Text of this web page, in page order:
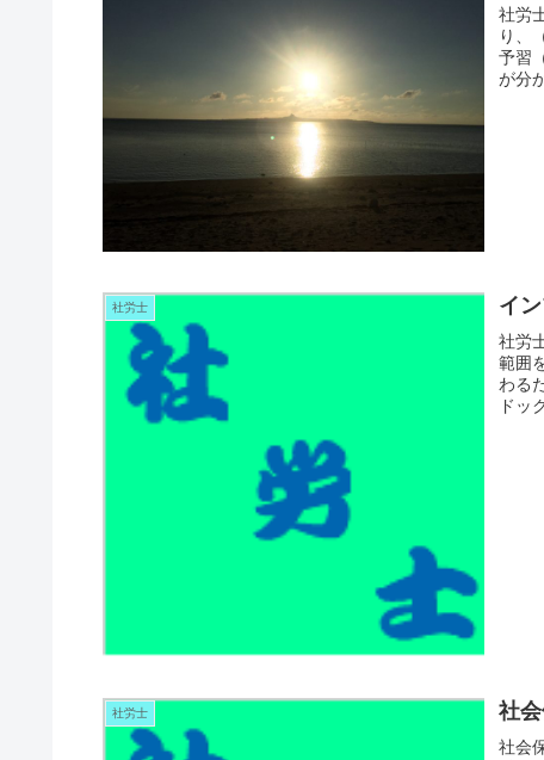
社労
り、
予習
が分
社労士 イ
社労
範囲
わる
ドッ
社労士 社
社会